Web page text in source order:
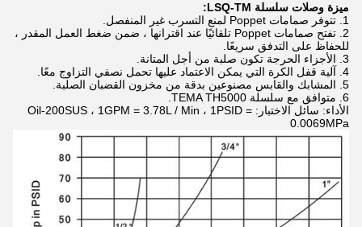
ميزة وصلات سلسلة LSQ-TM:
1. تتوفر صمامات Poppet لمنع التسرب غير المنفصل.
2. تفتح صمامات Poppet تلقائيًا عند اقترانها ، ضمن ضغط العمل المقدر ،
للحفاظ على التدفق سريعًا.
3. الأجزاء الحرجة تكون صلبة من أجل المتانة.
4. آلية قفل الكرة التي يمكن الاعتماد عليها تحمل نصفي التزاوج معًا.
5. المشابك والقابس مصنوعين بدقة من مخزون القضبان الصلبة.
6. متوافق مع سلسلة TEMA TH5000.
الأداء: سائل الاختبار: Oil-200SUS ، 1GPM = 3.78L / Min ، 1PSID =
0.0069MPa